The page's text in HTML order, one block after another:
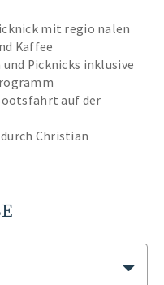
mit regio nalen
Kaffee
Picknicks inklusive
auf der
Christian